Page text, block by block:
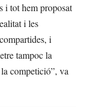
i tot hem proposat
i les
i
tampoc la
competició”, va